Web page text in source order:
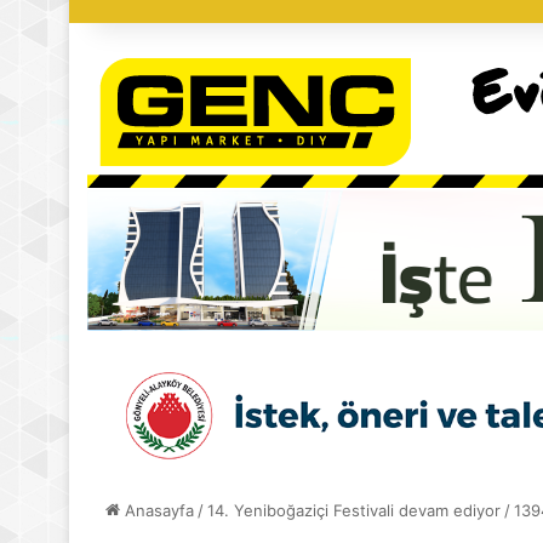
Anasayfa /14. Yeniboğaziçi Festivali devam ediyor /